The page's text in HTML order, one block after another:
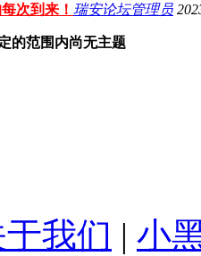
次到来！ 瑞安论坛管理员
的范围内尚无主题
于我们 | 小